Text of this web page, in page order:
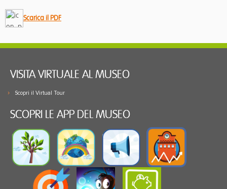
Scarica il PDF
VISITA VIRTUALE AL MUSEO
Scopri il Virtual Tour
SCOPRI LE APP DEL MUSEO